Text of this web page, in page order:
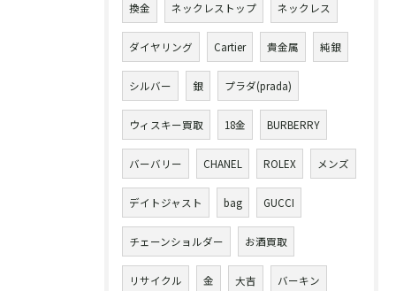
換金 ネックレストップ ネックレス
ダイヤリング Cartier 貴金属 純銀
シルバー 銀 プラダ(prada)
ウィスキー買取 18金 BURBERRY
バーバリー CHANEL ROLEX メンズ
デイトジャスト bag GUCCI
チェーンショルダー お酒買取
リサイクル 金 大吉 バーキン